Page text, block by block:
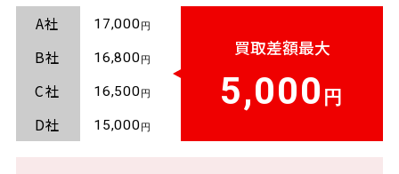
A社 17,000
B社 16,800
C社 16,500
D社 15,000
買取差額最大
5,000